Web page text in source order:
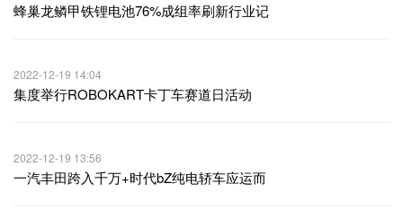
蜂巢龙鳞甲铁锂电池76%成组率刷新行业记
2022-12-19 14:04
集度举行ROBOKART卡丁车赛道日活动
2022-12-19 13:56
一汽丰田跨入千万+时代bZ纯电轿车应运而